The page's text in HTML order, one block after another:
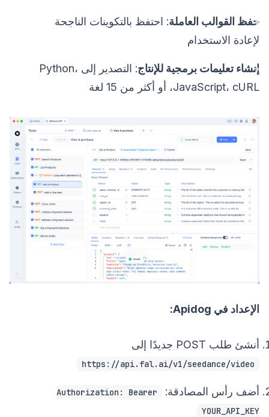
حفظ القوالب العاملة: احتفظ بالتكوينات الناجحة
لإعادة الاستخدام
إنشاء تعليمات برمجية للإنتاج
: التصدير إلى Python،
JavaScript، cURL، أو أكثر من 15 لغة
الإعداد في Apidog:
أنشئ طلب POST جديدًا إلى
https://api.fal.ai/v1/seedance/video
أضف رأس المصادقة:
Authorization: Bearer
YOUR_API_KEY